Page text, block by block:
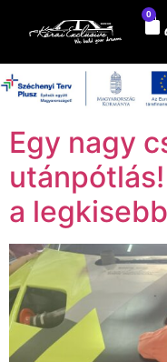
0
Autor:
Egy nagy
a